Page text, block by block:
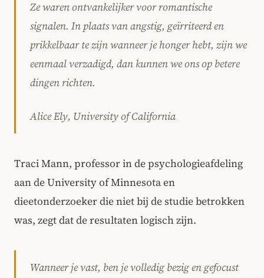
Ze waren ontvankelijker voor romantische
signalen. In plaats van angstig, geïrriteerd en
prikkelbaar te zijn wanneer je honger hebt, zijn we
eenmaal verzadigd, dan kunnen we ons op betere
dingen richten.
Alice Ely, University of California
Traci Mann, professor in de psychologieafdeling
aan de University of Minnesota en
dieetonderzoeker die niet bij de studie betrokken
was, zegt dat de resultaten logisch zijn.
Wanneer je vast, ben je volledig bezig en gefocust